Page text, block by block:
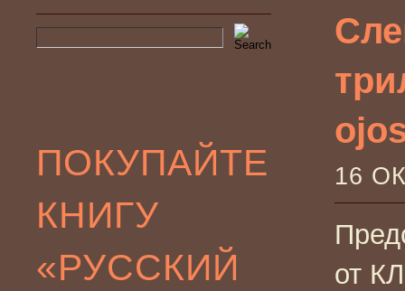
ПОКУПАЙТЕ
КНИГУ
«РУССКИЙ
16
от